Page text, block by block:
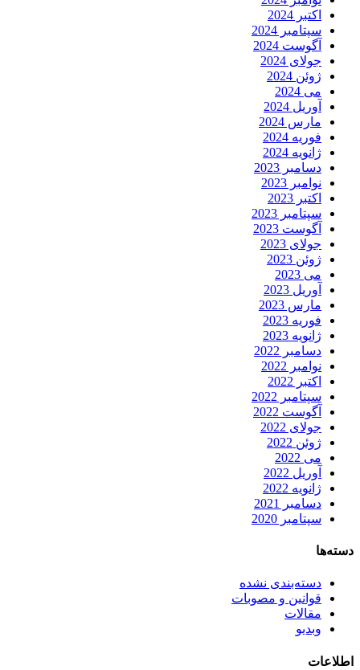
اکتبر 2024
سپتامبر 2024
آگوست 2024
جولای 2024
ژوئن 2024
می 2024
آوریل 2024
مارس 2024
فوریه 2024
ژانویه 2024
دسامبر 2023
نوامبر 2023
اکتبر 2023
سپتامبر 2023
آگوست 2023
جولای 2023
ژوئن 2023
می 2023
آوریل 2023
مارس 2023
فوریه 2023
ژانویه 2023
دسامبر 2022
نوامبر 2022
اکتبر 2022
سپتامبر 2022
آگوست 2022
جولای 2022
ژوئن 2022
می 2022
آوریل 2022
ژانویه 2022
دسامبر 2021
سپتامبر 2020
دسته‌ها
دسته‌بندی نشده
قوانین و مصوبات
مقالات
وبدیو
اطلاعات